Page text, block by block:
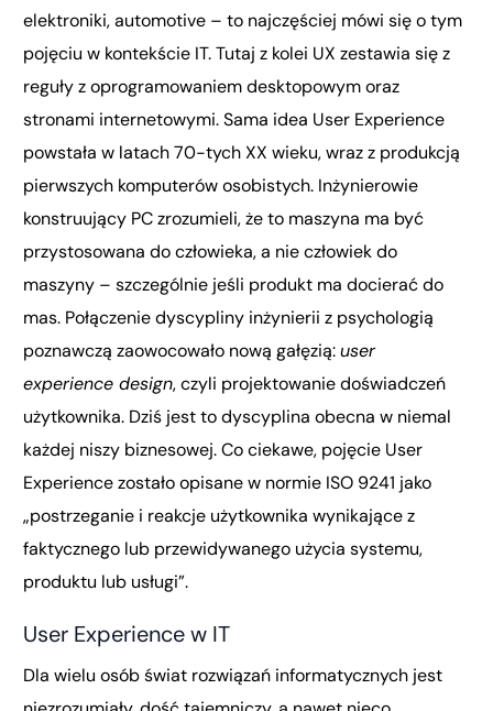
elektroniki, automotive – to najczęściej mówi się o tym
pojęciu w kontekście IT. Tutaj z kolei UX zestawia się z
reguły z oprogramowaniem desktopowym oraz
stronami internetowymi. Sama idea User Experience
powstała w latach 70-tych XX wieku, wraz z produkcją
pierwszych komputerów osobistych. Inżynierowie
konstruujący PC zrozumieli, że to maszyna ma być
przystosowana do człowieka, a nie człowiek do
maszyny – szczególnie jeśli produkt ma docierać do
mas. Połączenie dyscypliny inżynierii z psychologią
poznawczą zaowocowało nową gałęzią:user
experience design, czyli projektowanie doświadczeń
użytkownika. Dziś jest to dyscyplina obecna w niemal
każdej niszy biznesowej. Co ciekawe, pojęcie User
Experience zostało opisane w normie ISO 9241 jako
„postrzeganie i reakcje użytkownika wynikające z
faktycznego lub przewidywanego użycia systemu,
produktu lub usługi”.
User Experience w IT
Dla wielu osób świat rozwiązań informatycznych jest